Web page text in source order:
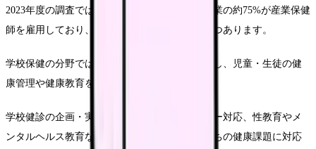
2023年度の調査では、健康経営優良法人認定企業の約75%が産業保健
師を雇用しており、その経済効果も実証されつつあります。
学校保健の分野では、教育委員会や学校に勤務し、児童・生徒の健
康管理や健康教育を担当します。
学校健診の企画・実施、感染症対策、アレルギー対応、性教育やメ
ンタルヘルス教育など、成長期にある子どもたちの健康課題に対応